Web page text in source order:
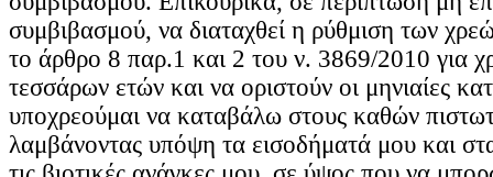
συμβιβασμού, να διαταχθεί η ρύθμιση των
το άρθρο 8 παρ.1 και 2 του ν. 3869/2010 για
τεσσάρων ετών και να οριστούν οι μηνιαίες
υποχρεούμαι να καταβάλω στους καθών
λαμβάνοντας υπόψη τα εισοδήματά μου και